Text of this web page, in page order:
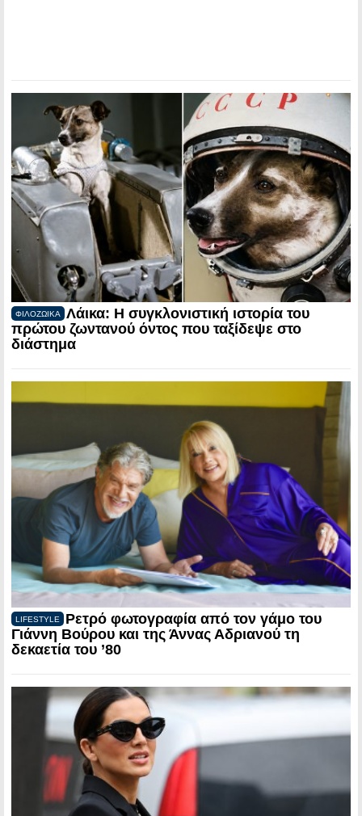
ΦΙΛΟΖΩΙΚΑ
Λάικα: Η συγκλονιστική ιστορία του
πρώτου ζωντανού όντος που ταξίδεψε στο
διάστημα
LIFESTYLE
Ρετρό φωτογραφία από τον γάμο του
Γιάννη Βούρου και της Άννας Αδριανού τη
δεκαετία του ’80